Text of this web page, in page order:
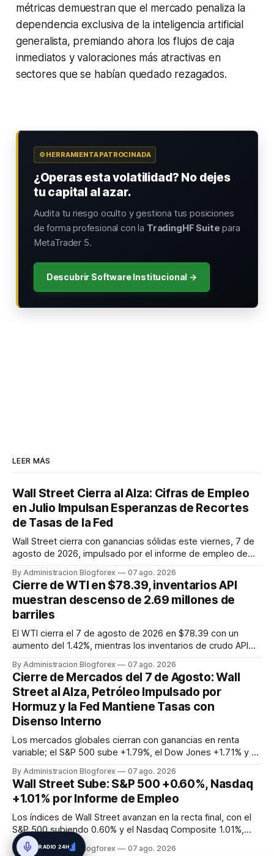
métricas demuestran que el mercado penaliza la
dependencia exclusiva de la inteligencia artificial
generalista, premiando ahora los flujos de caja
inmediatos y valoraciones más atractivas en
sectores que se habían quedado rezagados.
⚙️ HERRAMIENTA PATROCINADA
¿Operas esta volatilidad? No dejes
tu capital al azar.
Audita tu riesgo oculto y gestiona tus posiciones
de forma profesional con la TradingHF Suite para
MetaTrader 5.
Descubrir Software Institucional →
LEER MÁS
Wall Street Cierra al Alza: Cifras de Empleo
en Julio Impulsan Esperanzas de Recortes
de Tasas de la Fed
Wall Street cierra con ganancias sólidas este viernes, 7 de
agosto de 2026, impulsado por el informe de empleo de
de trabajo. Este dato macroeconómico incrementó las
expectativas de que la Reserva Federal pueda flexibilizar su
política m...
By Administracion Blogforex 07 ago. 2026
Cierre de WTI en $78.39, inventarios API
muestran descenso de 2.69 millones de
barriles
El WTI cierra el 7 de agosto de 2026 en $78.39 con un
aumento del 1.42%, mientras los inventarios de crudo API
contracción de la oferta.
By Administracion Blogforex 07 ago. 2026
Cierre de Mercados del 7 de Agosto: Wall
Street al Alza, Petróleo Impulsado por
Hormuz y la Fed Mantiene Tasas con
Disenso Interno
Los mercados globales cierran con ganancias en renta
variable; el S&P 500 sube +1.79%, el Dow Jones +1.71% y el
USD/barril impulsado por la incertidumbre en el Estrecho de
Hormuz. La Reserva Federal mantiene las tasas de interés
en 3.50%-3.75% ...
By Administracion Blogforex 07 ago. 2026
Wall Street Sube: S&P 500 +0.60%, Nasdaq
+1.01% por Informe de Empleo
Los índices de Wall Street avanzan en la recta final, con el
S&P 500 subiendo 0.60% y el Nasdaq Composite 1.01%,
tras un informe de empleo que sorprendió con una pérdida
By Administracion Blogforex 07 ago. 2026
RADIO 24H